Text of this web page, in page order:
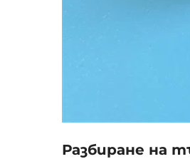
Разбиране на